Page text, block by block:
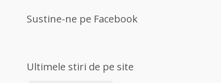
Sustine-ne pe Facebook
Ultimele stiri de pe site